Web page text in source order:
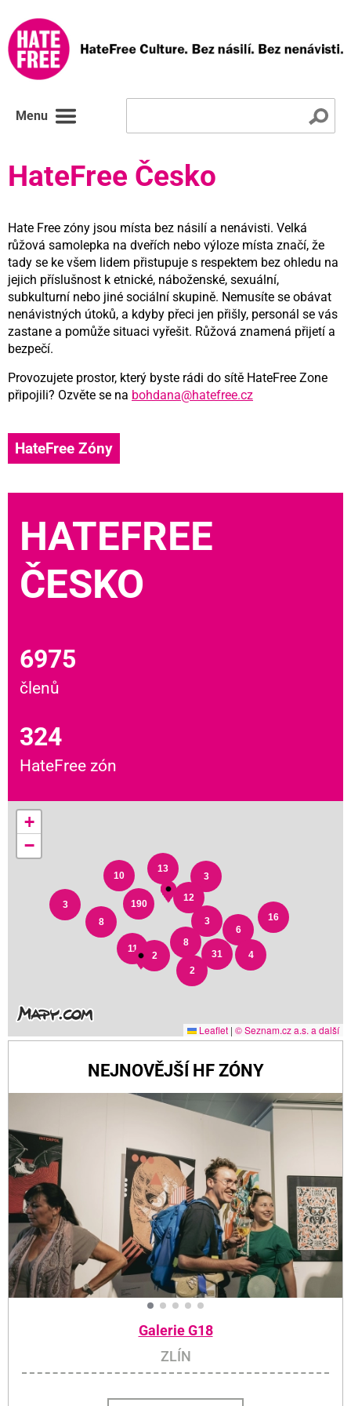
Menu
HateFree Česko
Hate Free zóny jsou místa bez násilí a nenávisti. Velká
růžová samolepka na dveřích nebo výloze místa značí, že
tady se ke všem lidem přistupuje s respektem bez ohledu na
jejich příslušnost k etnické, náboženské, sexuální,
subkulturní nebo jiné sociální skupině. Nemusíte se obávat
nenávistných útoků, a kdyby přeci jen přišly, personál se vás
zastane a pomůže situaci vyřešit. Růžová znamená přijetí a
bezpečí.
Provozujete prostor, který byste rádi do sítě HateFree Zone
připojili? Ozvěte se na bohdana@hatefree.cz
HateFree Zóny
HATEFREE
ČESKO
6975
členů
324
HateFree zón
3
2
16
2
6
4
8
31
3
3
13
12
10
8
11
190
+
−
Leaflet | © Seznam.cz a.s. a další
NEJNOVĚJŠÍ HF ZÓNY
Galerie G18
ZLÍN